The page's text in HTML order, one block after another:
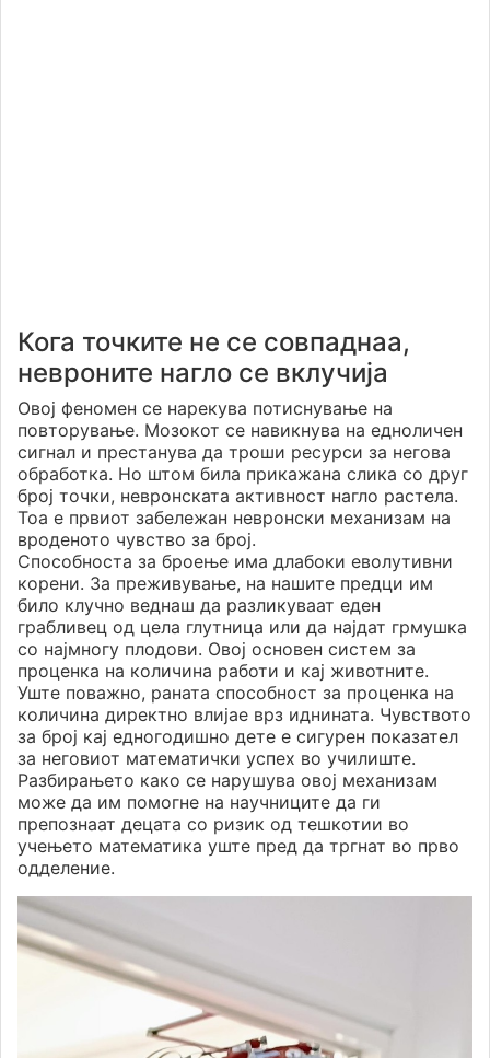
Кога точките не се совпаднаа,
невроните нагло се вклучија
Овој феномен се нарекува потиснување на
повторување. Мозокот се навикнува на едноличен
сигнал и престанува да троши ресурси за негова
обработка. Но штом била прикажана слика со друг
број точки, невронската активност нагло растела.
Тоа е првиот забележан невронски механизам на
вроденото чувство за број.
Способноста за броење има длабоки еволутивни
корени. За преживување, на нашите предци им
било клучно веднаш да разликуваат еден
грабливец од цела глутница или да најдат грмушка
со најмногу плодови. Овој основен систем за
проценка на количина работи и кај животните.
Уште поважно, раната способност за проценка на
количина директно влијае врз иднината. Чувството
за број кај едногодишно дете е сигурен показател
за неговиот математички успех во училиште.
Разбирањето како се нарушува овој механизам
може да им помогне на научниците да ги
препознаат децата со ризик од тешкотии во
учењето математика уште пред да тргнат во прво
одделение.